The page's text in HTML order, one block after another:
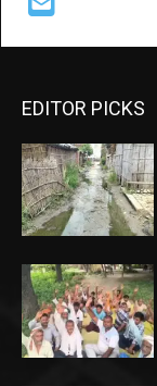
EDITOR PICKS